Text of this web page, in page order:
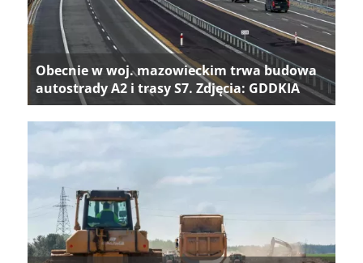
Obecnie w woj. mazowieckim trwa budowa
autostrady A2 i trasy S7. Zdjęcia: GDDKIA